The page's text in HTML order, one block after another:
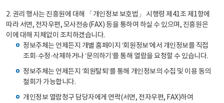
2. 권리 행사는 진흥원에 대해 「개인정보 보호법」 시행령 제41조 제1항에
따라 서면, 전자우편, 모사전송(FAX) 등을 통하여 하실 수 있으며, 진흥원은
이에 대해 지체없이 조치하겠습니다.
정보주체는 언제든지 개별 홈페이지 ‘회원정보’에서 개인정보를 직접
조회·수정·삭제하거나 ‘문의하기’를 통해 열람을 요청할 수 있습니다.
정보주체는 언제든지 ‘회원탈퇴’를 통해 개인정보의 수집 및 이용 동의
철회가 가능합니다.
개인정보 열람청구 담당자에게 연락(서면, 전자우편, FAX)하여